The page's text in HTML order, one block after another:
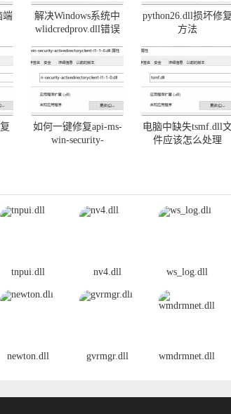
端
解决Windows系统中
wlidcredprov.dll错误
python26.dll损坏修复
方法
如何一键修复api-ms-
win-security-
电脑中缺失tsmf.dll
件应该怎么处理
tnpui.dll nv4.dll ws_log.dll
newton.dll gvrmgr.dll wmdrmnet.dll